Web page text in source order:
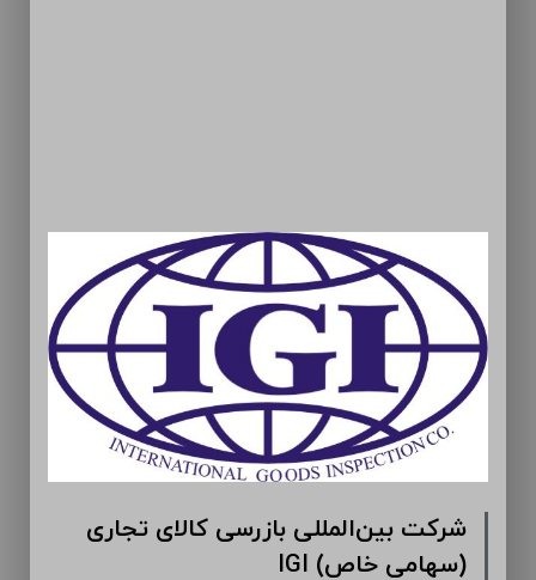
شرکت بین‌المللی بازرسی کالای تجاری
IGI (سهامی خاص)